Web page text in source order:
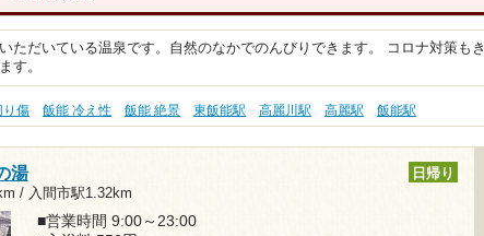
ただいている温泉です。自然のなかでのんびりできます。 コロナ対策もき
す。
り傷 飯能 冷え性 飯能 絶景 東飯能駅 高麗川駅 高麗駅 飯能駅
湯
/ 入間市駅1.32km
日帰り
■営業時間 9:00～23:00